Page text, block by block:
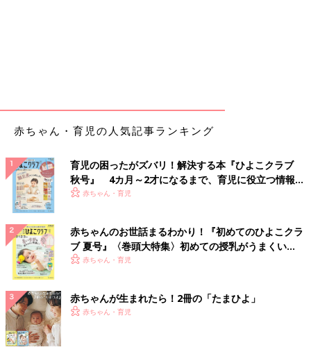
赤ちゃん・育児の人気記事ランキング
育児の困ったがズバリ！解決する本『ひよこクラブ
秋号』 4カ月～2才になるまで、育児に役立つ情報が
いっぱい！
赤ちゃん・育児
赤ちゃんのお世話まるわかり！『初めてのひよこクラ
ブ 夏号』〈巻頭大特集〉初めての授乳がうまくい
く！ おっぱい・ミルクの基本と夏のトラブル 解決テ
赤ちゃん・育児
赤ちゃんが生まれたら！2冊の「たまひよ」
赤ちゃん・育児